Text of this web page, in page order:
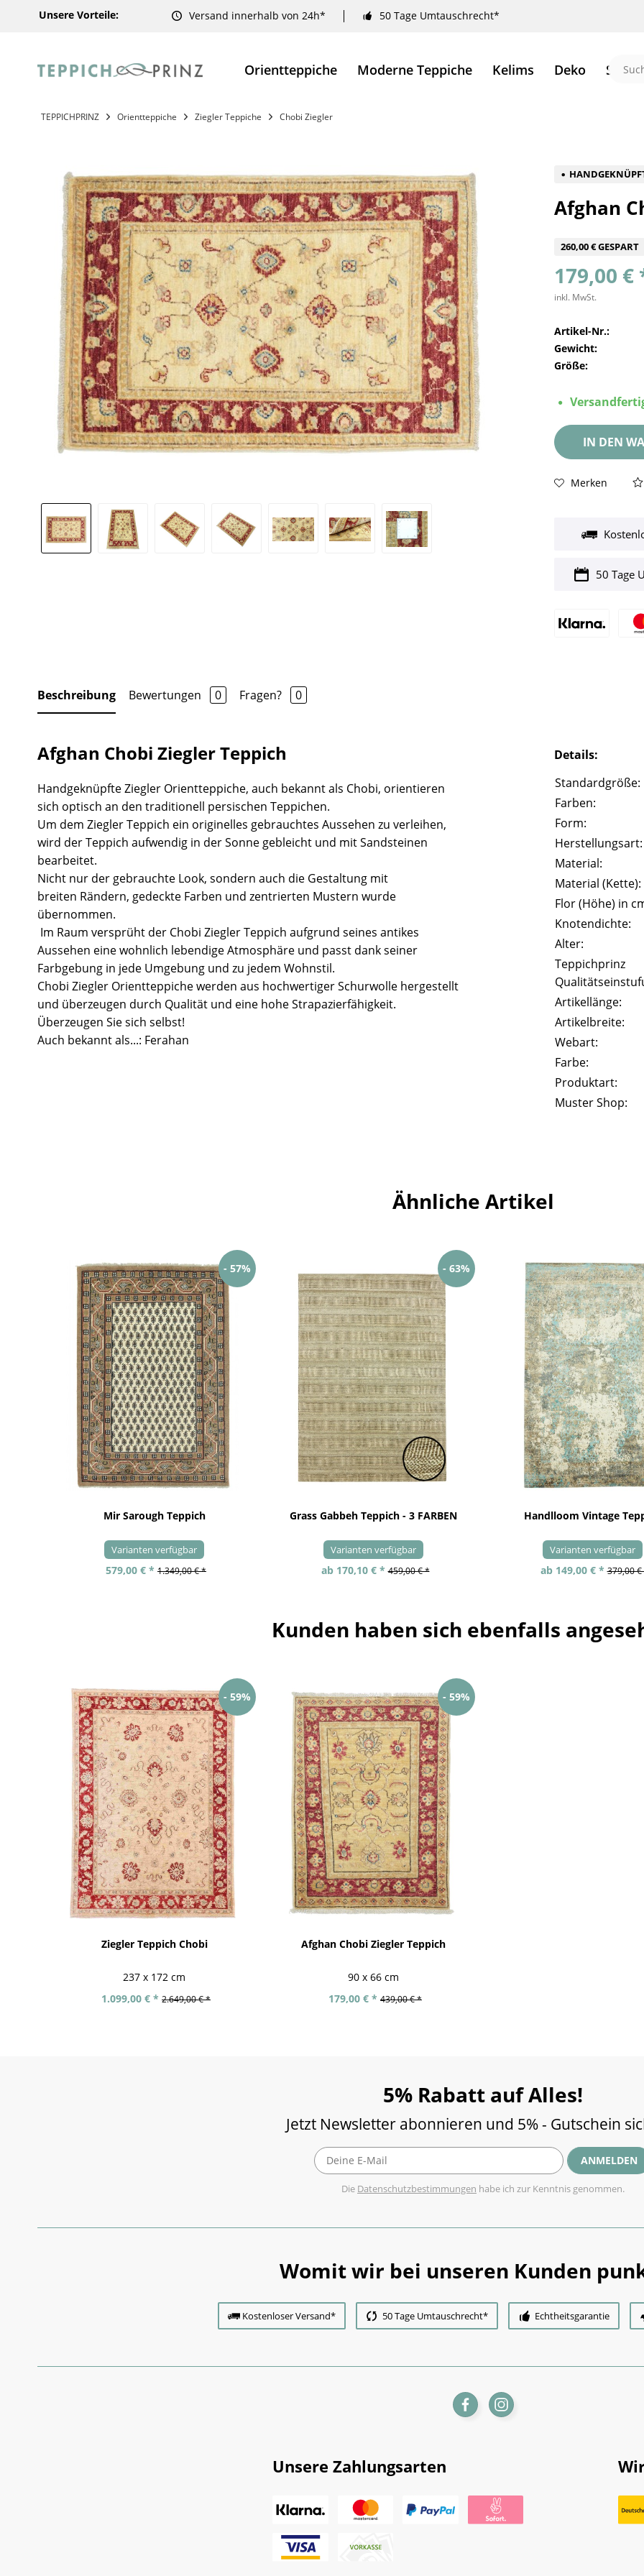
Unsere Vorteile: Versand innerhalb von 24h* 50 Tage Umtauschrecht*
Orientteppiche Moderne Teppiche Kelims Deko Sale
TEPPICHPRINZ Orientteppiche Ziegler Teppiche Chobi Ziegler
Afghan
260,00 € GESPART
179,00 €
inkl. MwSt.
Artikel-Nr.:
Gewicht:
Größe:
IN DEN
Merken
50 Tage
Beschreibung Bewertungen 0 Fragen? 0
Afghan Chobi Ziegler Teppich
Handgeknüpfte Ziegler Orientteppiche, auch bekannt als Chobi, orientieren
sich optisch an den traditionell persischen Teppichen.
Um dem Ziegler Teppich ein originelles gebrauchtes Aussehen zu verleihen,
wird der Teppich aufwendig in der Sonne gebleicht und mit Sandsteinen
bearbeitet.
Nicht nur der gebrauchte Look, sondern auch die Gestaltung mit
breiten Rändern, gedeckte Farben und zentrierten Mustern wurde
übernommen.
Im Raum versprüht der Chobi Ziegler Teppich aufgrund seines antikes
Aussehen eine wohnlich lebendige Atmosphäre und passt dank seiner
Farbgebung in jede Umgebung und zu jedem Wohnstil.
Chobi Ziegler Orientteppiche werden aus hochwertiger Schurwolle hergestellt
und überzeugen durch Qualität und eine hohe Strapazierfähigkeit.
Überzeugen Sie sich selbst!
Auch bekannt als...: Ferahan
Details:
Standardgröße:
Farben:
Form:
Herstellungsart:
Material:
Material (Kette):
Flor (Höhe) in
Knotendichte:
Alter:
Teppichprinz
Artikellänge:
Artikelbreite:
Webart:
Farbe:
Produktart:
Muster Shop:
Ähnliche Artikel
- 57%
Mir Sarough Teppich
Varianten verfügbar
579,00 € * 1.349,00 € *
- 63%
Grass Gabbeh Teppich - 3 FARBEN
Varianten verfügbar
ab 170,10 € * 459,00 € *
Handlloom Vintage
Varianten verfügbar
ab 149,00 € * 379,00
Kunden haben sich ebenfalls
- 59%
Ziegler Teppich Chobi
237 x 172 cm
1.099,00 € * 2.649,00 € *
- 59%
Afghan Chobi Ziegler Teppich
90 x 66 cm
179,00 € * 439,00 € *
5% Rabatt auf Alles!
Jetzt Newsletter abonnieren und 5% - Gutschein
ANMELDEN
Die Datenschutzbestimmungen habe ich zur Kenntnis genommen.
Womit wir bei unseren Kunden
Kostenloser Versand* 50 Tage Umtauschrecht* Echtheitsgarantie
Unsere Zahlungsarten